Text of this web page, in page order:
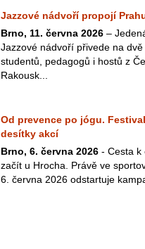
Jazzové nádvoří propojí
Brno, 11. června 2026 –
Jazzové nádvoří přivede na
studentů, pedagogů i hostů z
Rakousk...
Od prevence po jógu.
desítky akcí
Brno, 6. června 2026 - Cesta k
začít u Hrocha. Právě ve
6. června 2026 odstartuje